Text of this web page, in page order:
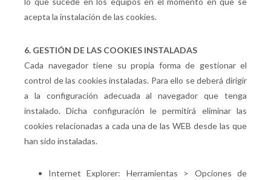
acepta la instalación de las cookies.
6. GESTIÓN DE LAS COOKIES INSTALADAS
Cada navegador tiene su propia forma de gestionar el
control de las cookies instaladas. Para ello se deberá dirigir
a la configuración adecuada al navegador que tenga
instalado. Dicha configuración le permitirá eliminar las
cookies relacionadas a cada una de las WEB desde las que
han sido instaladas.
Internet Explorer: Herramientas > Opciones de